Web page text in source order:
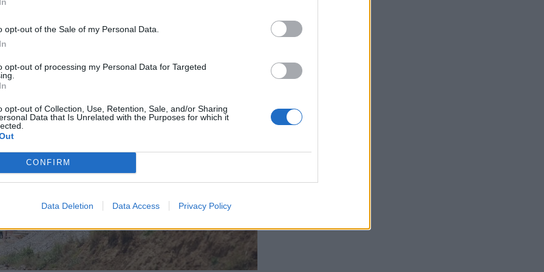
opt-out of the Sale of my Personal Data.
opt-out of processing my Personal Data for Targeted
opt-out of Collection, Use, Retention, Sale, and/or Sharing
Data that Is Unrelated with the Purposes for which it
CONFIRM
Data Deletion Data Access Privacy Policy
έτος